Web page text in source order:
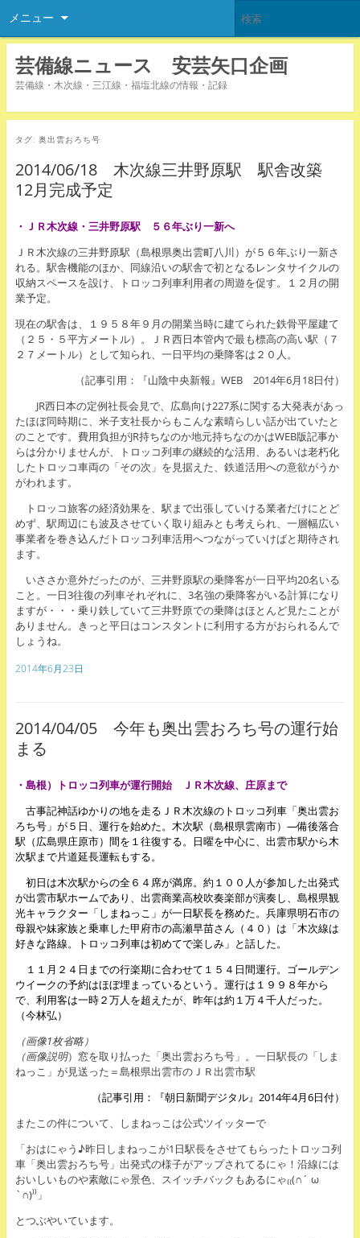
メニュー
芸備線ニュース 安芸矢口企画
芸備線・木次線・三江線・福塩北線の情報・記録
タグ: 奥出雲おろち号
2014/06/18 木次線三井野原駅 駅舎改築
12月完成予定
・ＪＲ木次線・三井野原駅 ５６年ぶり一新へ
ＪＲ木次線の三井野原駅（島根県奥出雲町八川）が５６年ぶり一新さ
れる。駅舎機能のほか、同線沿いの駅舎で初となるレンタサイクルの
収納スペースを設け、トロッコ列車利用者の周遊を促す。１２月の開
業予定。
現在の駅舎は、１９５８年９月の開業当時に建てられた鉄骨平屋建て
（２５・５平方メートル）。ＪＲ西日本管内で最も標高の高い駅（７
２７メートル）として知られ、一日平均の乗降客は２０人。
（記事引用：『山陰中央新報』WEB 2014年6月18日付）
JR西日本の定例社長会見で、広島向け227系に関する大発表があっ
たほぼ同時期に、米子支社長からもこんな素晴らしい話が出ていたと
のことです。費用負担がJR持ちなのか地元持ちなのかはWEB版記事か
らは分かりませんが、トロッコ列車の継続的な活用、あるいは老朽化
したトロッコ車両の「その次」を見据えた、鉄道活用への意欲がうか
がわれます。
トロッコ旅客の経済効果を、駅まで出張していける業者だけにとど
めず、駅周辺にも波及させていく取り組みとも考えられ、一層幅広い
事業者を巻き込んだトロッコ列車活用へつながっていけばと期待され
ます。
いささか意外だったのが、三井野原駅の乗降客が一日平均20名いる
こと。一日3往復の列車それぞれに、3名強の乗降客がいる計算になり
ますが・・・乗り鉄していて三井野原での乗降はほとんど見たことが
ありません。きっと平日はコンスタントに利用する方がおられるんで
しょうね。
2014年6月23日
2014/04/05 今年も奥出雲おろち号の運行始
まる
・島根）トロッコ列車が運行開始 ＪＲ木次線、庄原まで
古事記神話ゆかりの地を走るＪＲ木次線のトロッコ列車「奥出雲お
ろち号」が５日、運行を始めた。木次駅（島根県雲南市）―備後落合
駅（広島県庄原市）間を１往復する。日曜を中心に、 出雲市駅から木
次駅まで片道延長運転もする。
初日は木次駅からの全６４席が満席。約１００人が参加した出発式
が出雲市駅ホームであり、出雲商業高校吹奏楽部が演奏し、 島根県観
光キャラクター「しまねっこ」が一日駅長を務めた。 兵庫県明石市の
母親や妹家族と乗車した甲府市の高瀬早苗さん（４０）は「木次線は
好きな路線。トロッコ列車は初めてで楽しみ」と話した。
１１月２４日までの行楽期に合わせて１５４日間運行。 ゴールデン
ウイークの予約はほぼ埋まっているという。運行は１９９８年から
で、利用客は一時２万人を超えたが、昨年は約１万４千人だった。
（今林弘）
（画像1枚省略）
（画像説明）窓を取り払った「奥出雲おろち号」。一日駅長の「しま
ねっこ」が見送った＝島根県出雲市のＪＲ出雲市駅
（記事引用：『朝日新聞デジタル』2014年4月6日付）
またこの件について、しまねっこは公式ツイッターで
「おはにゃう♪昨日しまねっこが1日駅長をさせてもらったトロッコ列
車「奥出雲おろち号」出発式の様子がアップされてるにゃ！沿線には
おいしいものや素敵にゃ景色、スイッチバックもあるにゃ₍₍(∩´ ω
`∩)⁾⁾」
とつぶやいています。